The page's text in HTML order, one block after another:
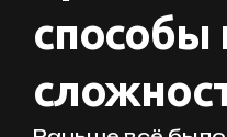
способы